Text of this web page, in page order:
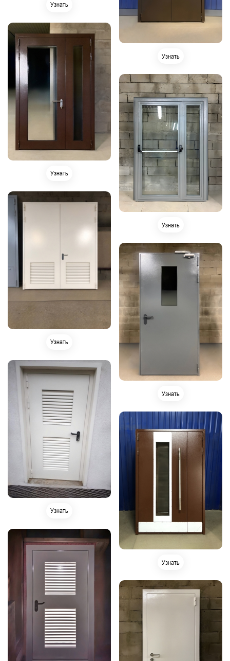
Узнать
Узнать
Узнать
Узнать
Узнать
Узнать
Узнать
Узнать